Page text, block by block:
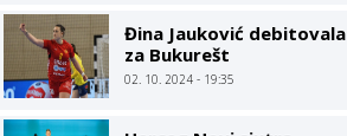
Đina Jauković debitovala
za Bukurešt
02. 10. 2024 - 19:35